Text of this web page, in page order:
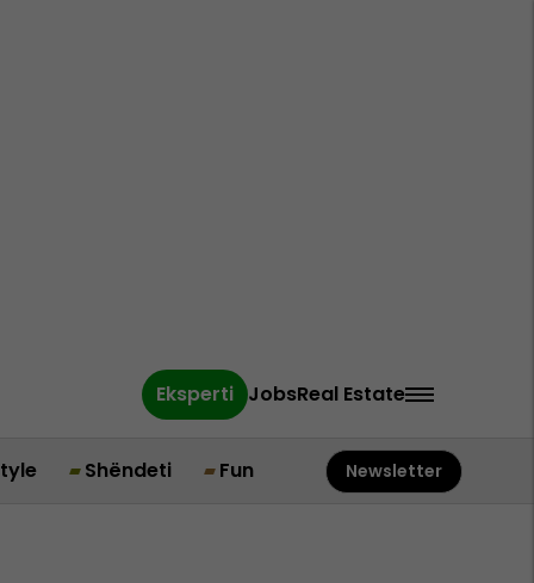
Eksperti JobsReal Estate
Shëndeti Fun Newsletter